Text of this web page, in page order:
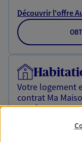
Découvrir l'offre
Votre logement
contrat Ma
protégeant ce
Découvrir l'offre